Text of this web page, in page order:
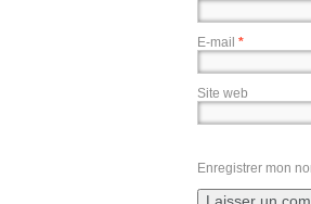
E-mail *
Site web
Enregistrer mon